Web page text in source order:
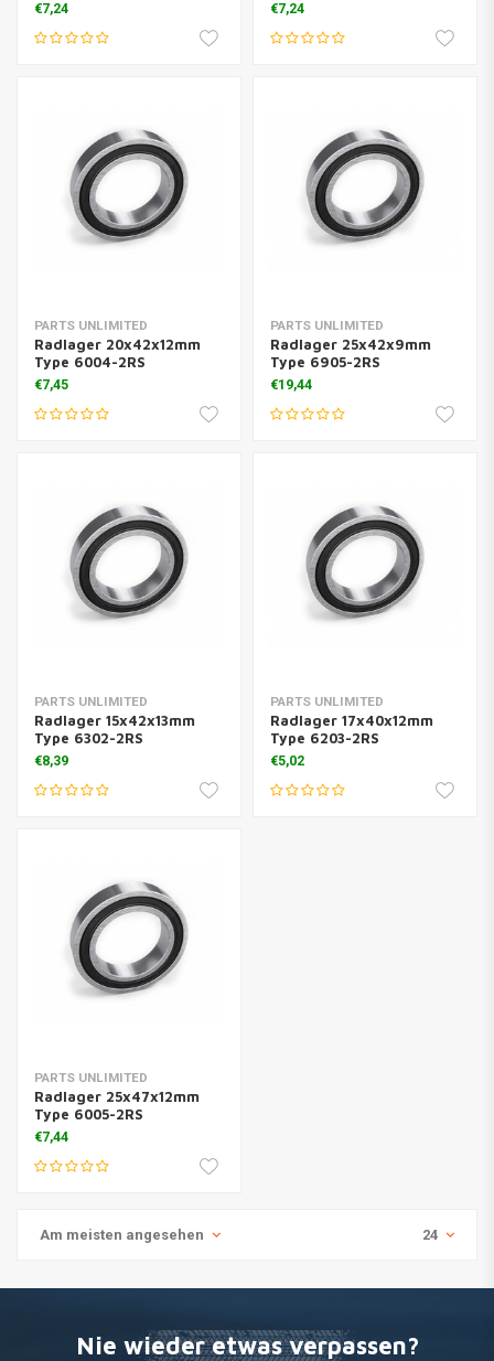
€7,24 €7,24
PARTS UNLIMITED
Radlager 20x42x12mm
Type 6004-2RS
€7,45
PARTS UNLIMITED
Radlager 25x42x9mm
Type 6905-2RS
€19,44
PARTS UNLIMITED
Radlager 15x42x13mm
Type 6302-2RS
€8,39
PARTS UNLIMITED
Radlager 17x40x12mm
Type 6203-2RS
€5,02
PARTS UNLIMITED
Radlager 25x47x12mm
Type 6005-2RS
€7,44
Am meisten angesehen 24
Nie wieder etwas verpassen?